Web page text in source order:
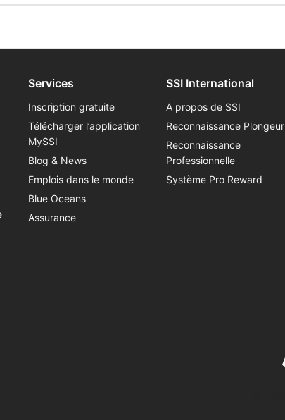
Services
Inscription gratuite
Télécharger l’application
MySSI
Blog & News
Emplois dans le monde
Blue Oceans
Assurance
SSI International
A propos de SSI
Reconnaissance Plongeur
Reconnaissance
Professionnelle
Système Pro Reward